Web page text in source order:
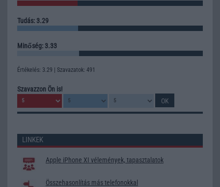
Tudás: 3.29
Minőség: 3.33
Értékelés: 3.29 | Szavazatok: 491
Szavazzon Ön is!
LINKEK
Apple iPhone XI vélemények, tapasztalatok
Összehasonlítás más telefonokkal